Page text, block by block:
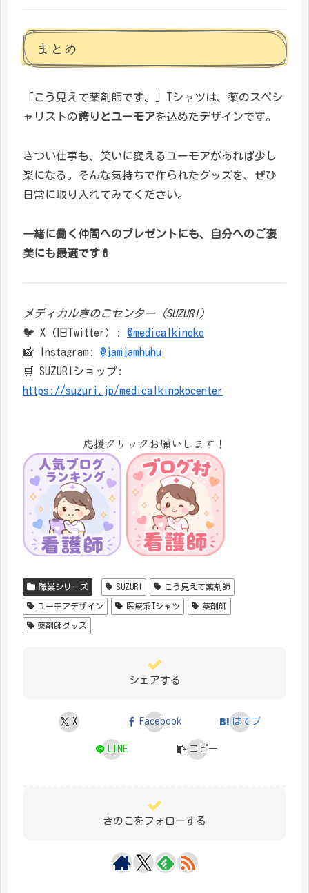
まとめ
「こう見えて薬剤師です。」Tシャツは、薬のスペシ
ャリストの誇りとユーモアを込めたデザインです。
きつい仕事も、笑いに変えるユーモアがあれば少し
楽になる。そんな気持ちで作られたグッズを、ぜひ
日常に取り入れてみてください。
一緒に働く仲間へのプレゼントにも、自分へのご褒
美にも最適です💊
メディカルきのこセンター（SUZURI）
🐦 X（旧Twitter）: @medicalkinoko
📸 Instagram: @jamjamhuhu
🛒 SUZURIショップ:
https://suzuri.jp/medicalkinokocenter
応援クリックお願いします！
職業シリーズ SUZURI こう見えて薬剤師
ユーモアデザイン 医療系Tシャツ 薬剤師
薬剤師グッズ
シェアする
X Facebook はてブ
LINE コピー
きのこをフォローする